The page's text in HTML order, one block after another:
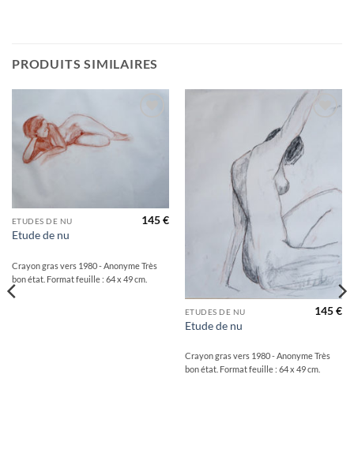
PRODUITS SIMILAIRES
ETUDES DE NU
Etude de nu
145€
Crayon gras vers 1980 - Anonyme Très
bon état. Format feuille : 64 x 49 cm.
Ajouter
wishlist
ETUDES DE NU
Etude de nu
145€
Crayon gras vers 1980 - Anonyme Très
bon état. Format feuille : 64 x 49 cm.